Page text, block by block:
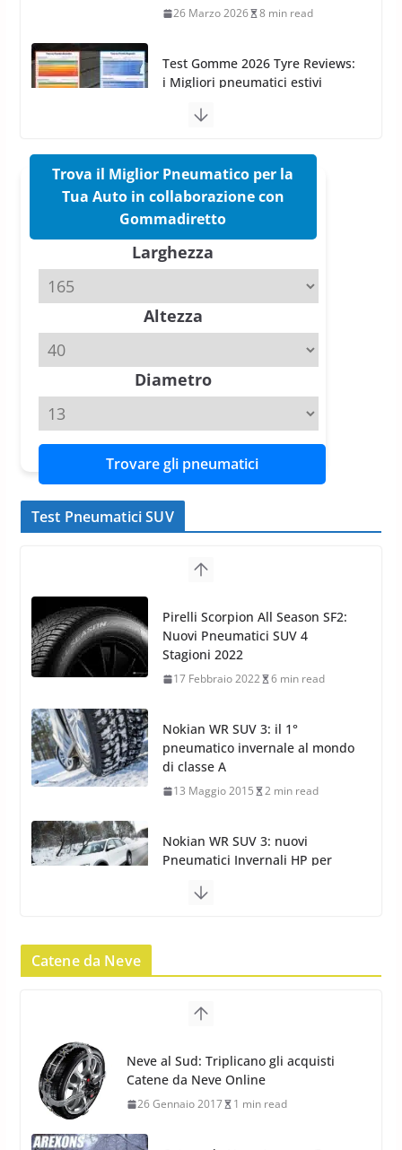
i Migliori pneumatici estivi
17 Marzo 2026 5 min read
Pirelli Cinturato 2026: due
vittorie nei test europei
16 Marzo 2026
Pirelli P Zero Trofeo RS: per
Tyre Reviews è la gomma semi-
Trova il Miglior Pneumatico per la
Tua Auto in collaborazione con
Gommadiretto
Larghezza
Altezza
Diametro
Trovare gli pneumatici
Test Pneumatici SUV
Nuovi Pneumatici SUV 4
17 Febbraio 2022 6 min read
Nokian WR SUV 3: il 1°
pneumatico invernale al mondo
13 Maggio 2015 2 min read
Nokian WR SUV 3: nuovi
Pneumatici Invernali HP per
23 Aprile 2013 9 min read
Yokohama Geolandar G073: nuovi
22 Novembre 2012
Pirelli Scorpion Winter 2: Nuovi
17 Febbraio 2022 6 min read
Catene da Neve
Catene da Neve Online
Catene da Neve Arexons Easy
Chains Plus